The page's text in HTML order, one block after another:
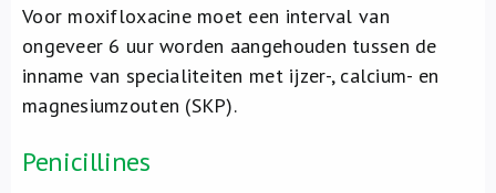
Voor moxifloxacine moet een interval van
ongeveer 6 uur worden aangehouden tussen de
inname van specialiteiten met ijzer-, calcium- en
magnesiumzouten (SKP).
Penicillines